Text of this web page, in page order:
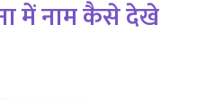
में नाम कैसे देखे